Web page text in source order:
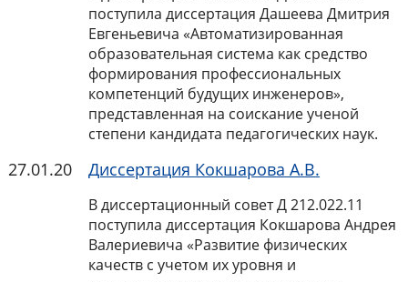
поступила диссертация Дашеева Дмитрия
Евгеньевича «Автоматизированная
образовательная система как средство
формирования профессиональных
компетенций будущих инженеров»,
представленная на соискание ученой
степени кандидата педагогических наук.
27.01.20 Диссертация Кокшарова А.В.
В диссертационный совет Д 212.022.11
поступила диссертация Кокшарова Андрея
Валериевича «Развитие физических
качеств с учетом их уровня и